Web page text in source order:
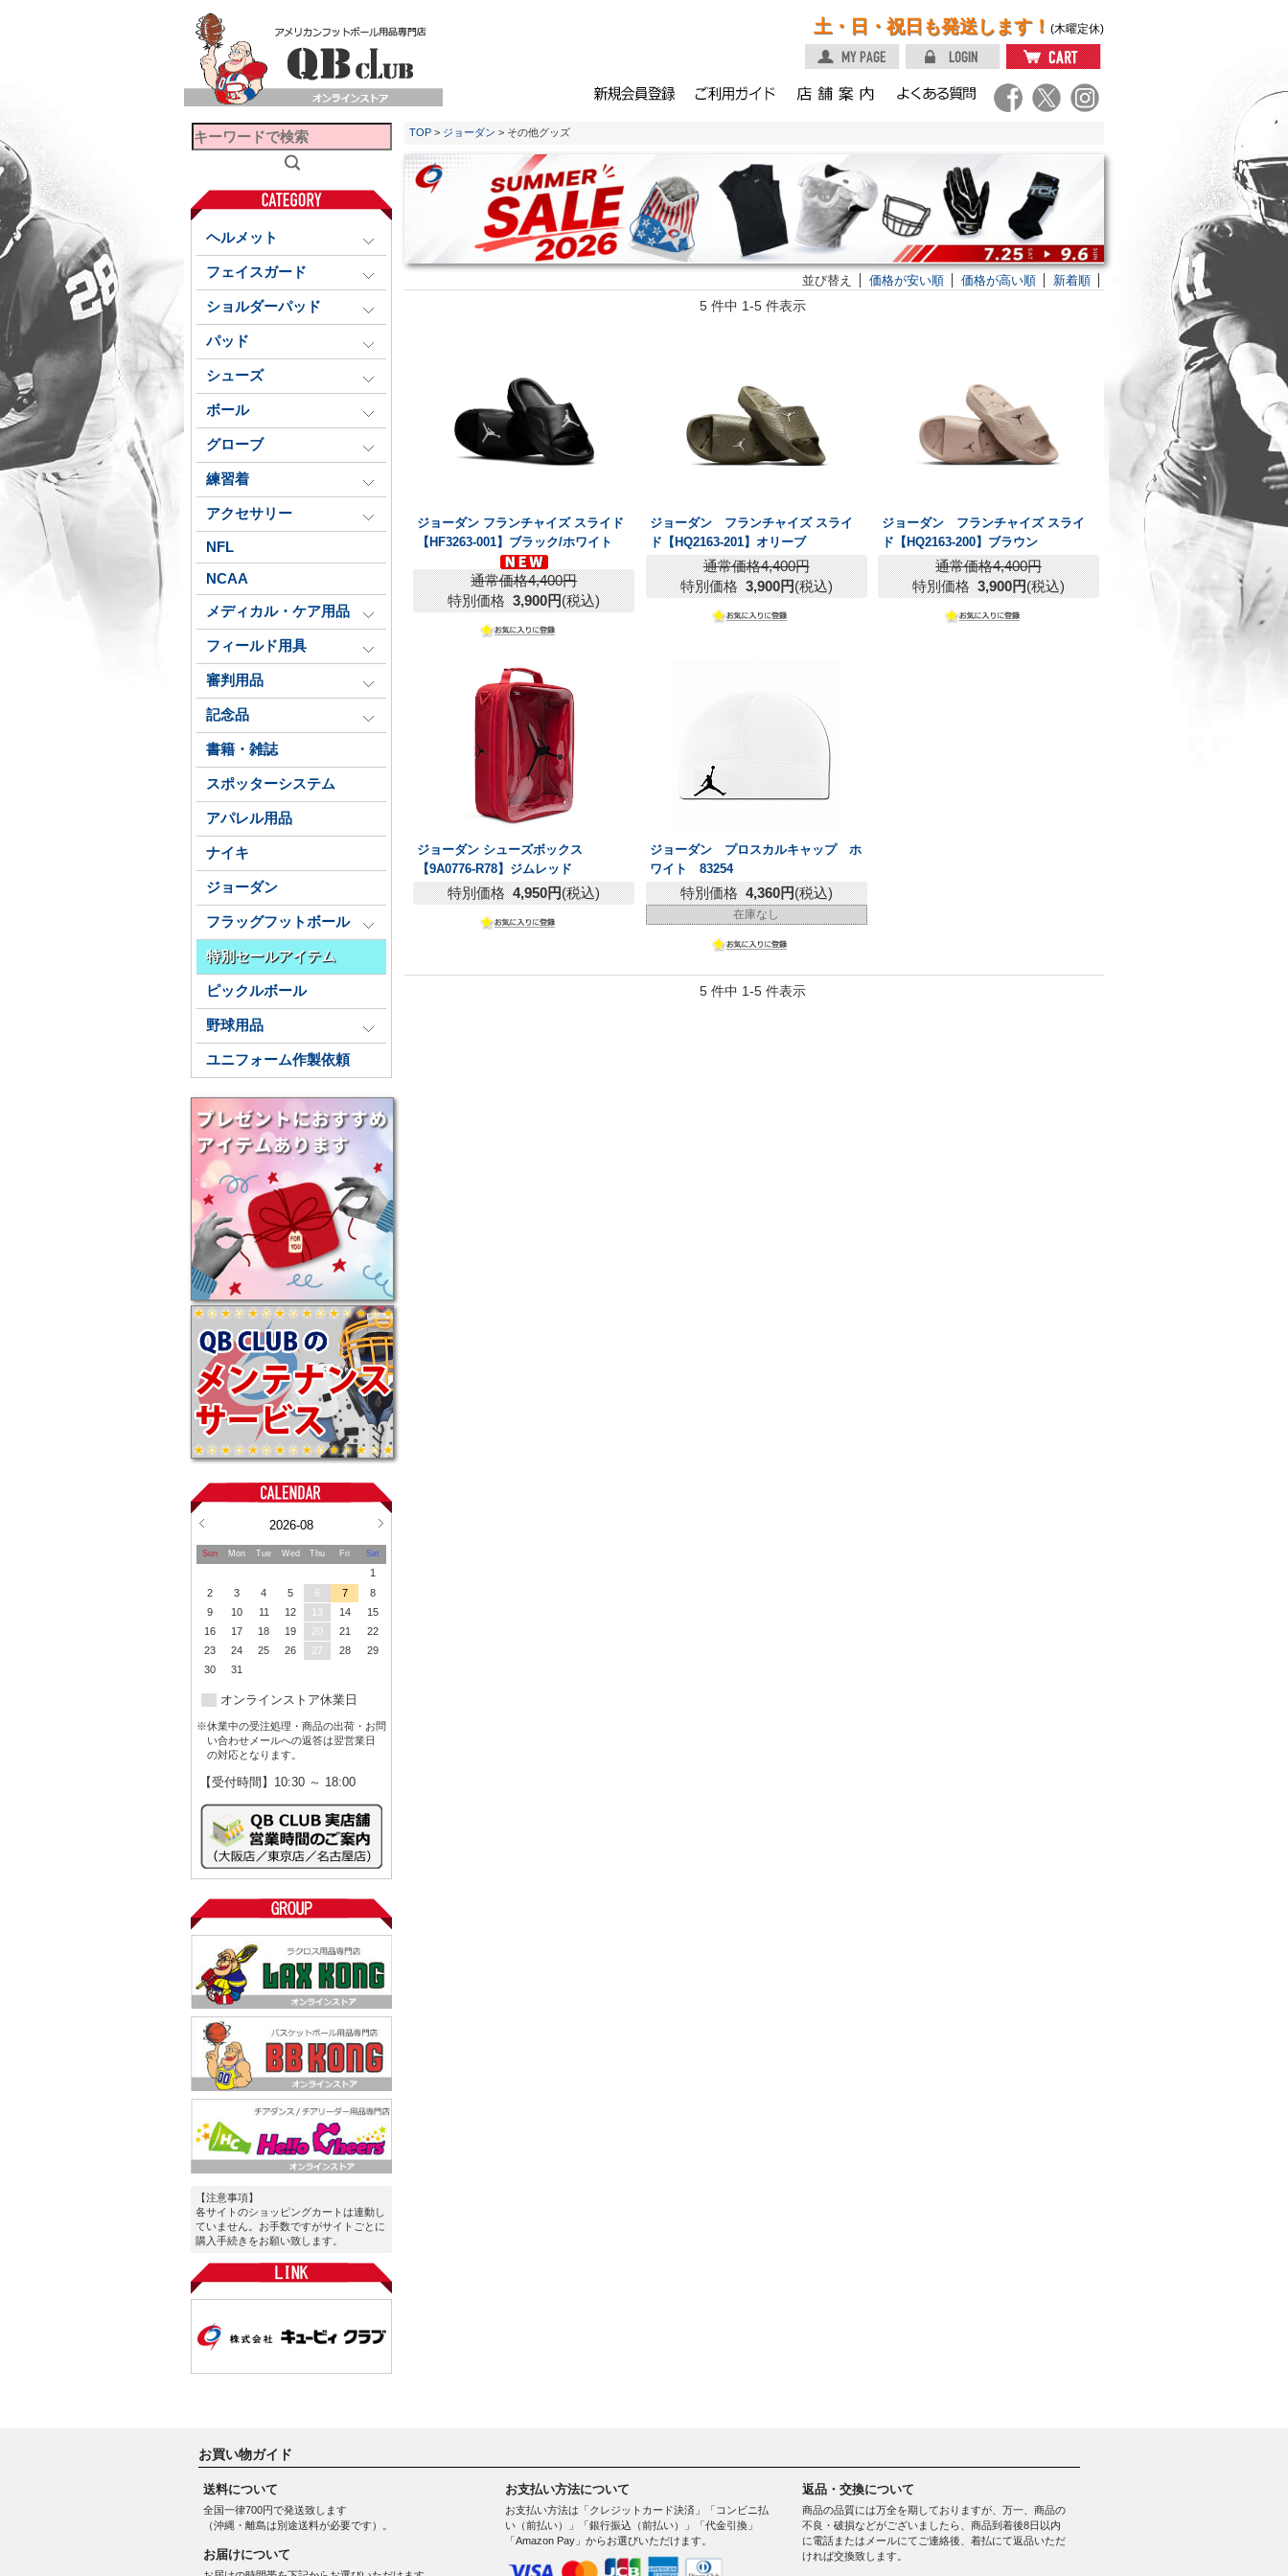
土・日・祝日も発送します！ (木曜定休)
ヘルメット
フェイスガード
ショルダーパッド
パッド
シューズ
ボール
グローブ
練習着
アクセサリー
NFL
NCAA
メディカル・ケア用品
フィールド用具
審判用品
記念品
書籍・雑誌
スポッターシステム
アパレル用品
ナイキ
ジョーダン
フラッグフットボール
特別セールアイテム
ピックルボール
野球用品
ユニフォーム作製依頼
2026-08
Sun Mon Tue Wed Thu Fri Sat
1
2
3 4 5 6 7
8
9
10 11 12 13 14
15
16
17 18 19 20 21
22
23
24 25 26 27 28
29
30
31
オンラインストア休業日
※休業中の受注処理・商品の出荷・お問
い合わせメールへの返答は翌営業日
の対応となります。
【受付時間】10:30 ～ 18:00
【注意事項】
各サイトのショッピングカートは連動し
ていません。お手数ですがサイトごとに
購入手続きをお願い致します。
TOP > ジョーダン > その他グッズ
並び替え 価格が安い順 価格が高い順 新着順
5 件中 1-5 件表示
ジョーダン フランチャイズ スライド
【HF3263-001】ブラック/ホワイト
通常価格4,400円
特別価格 3,900円(税込)
ジョーダン フランチャイズ スライ
ド【HQ2163-201】オリーブ
通常価格4,400円
特別価格 3,900円(税込)
ジョーダン フランチャイズ スライ
ド【HQ2163-200】ブラウン
通常価格4,400円
特別価格 3,900円(税込)
ジョーダン シューズボックス
【9A0776-R78】ジムレッド
特別価格 4,950円(税込)
ジョーダン プロスカルキャップ ホ
ワイト 83254
特別価格 4,360円(税込)
在庫なし
5 件中 1-5 件表示
お買い物ガイド
送料について
全国一律700円で発送致します
（沖縄・離島は別途送料が必要です）。
お届けについて
お支払い方法について
お支払い方法は「クレジットカード決済」「コンビニ払
い（前払い）」「銀行振込（前払い）」「代金引換」
「Amazon Pay」からお選びいただけます。
返品・交換について
商品の品質には万全を期しておりますが、万一、商品の
不良・破損などがございましたら、商品到着後8日以内
に電話またはメールにてご連絡後、着払にて返品いただ
ければ交換致します。